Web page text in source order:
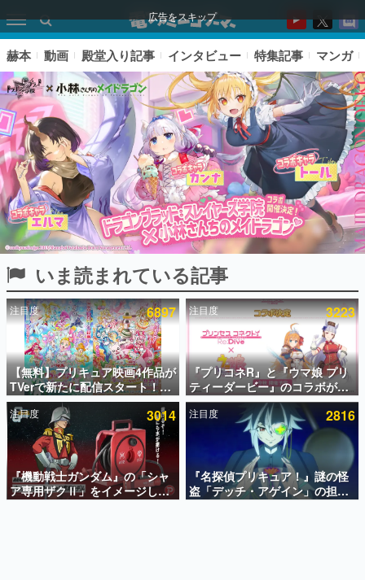
広告をスキップ
ピックアップ
電ファミのいま読まれている記事ランキング
アプリセール情報
インタビュー
連載・特集一覧
殿堂入り記事
SNS拡散数が数千以上！ ページビュー数万以上！ などな
ど。多くの人々に読まれた、電ファミ渾身の“殿堂入り”記
事をまとめました。
赫本 動画 殿堂入り記事 インタビュー 特集記事 マンガ
いま読まれている記事
注目度 6897
【無料】プリキュア映画4作品が
TVerで新たに配信スタート！な
んと2018年～2024年の映画ほぼ
すべてが見放題に、ぶっちゃけ
ありえないラインナップ
注目度 3223
『プリコネR』と『ウマ娘 プリ
ティーダービー』のコラボが決
定！“最大170連無料”の8.5周年
キャンペーンなども発表
注目度 3014
『機動戦士ガンダム』の「シャ
ア専用ザクⅡ」をイメージした
散水ホースリールが予約開始。
注目度 2816
『名探偵プリキュア！』謎の怪
盗「デッチ・アゲイン」の担当
キャストは天﨑滉平さんと判